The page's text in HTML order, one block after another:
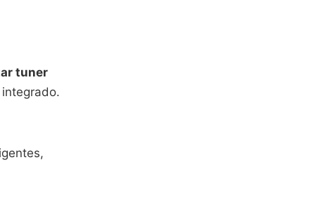
tuner